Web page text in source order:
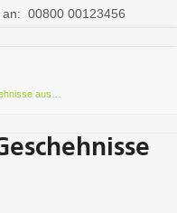
an: 00800 00123456
aus…